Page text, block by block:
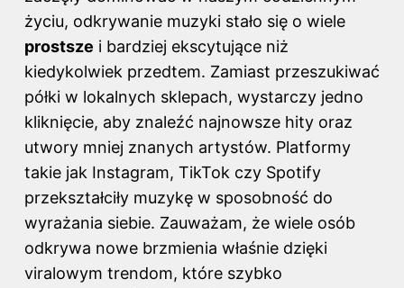
życiu, odkrywanie muzyki stało się o wiele
prostsze i bardziej ekscytujące niż
kiedykolwiek przedtem. Zamiast przeszukiwać
półki w lokalnych sklepach, wystarczy jedno
kliknięcie, aby znaleźć najnowsze hity oraz
utwory mniej znanych artystów. Platformy
takie jak Instagram, TikTok czy Spotify
przekształciły muzykę w sposobność do
wyrażania siebie. Zauważam, że wiele osób
odkrywa nowe brzmienia właśnie dzięki
viralowym trendom, które szybko